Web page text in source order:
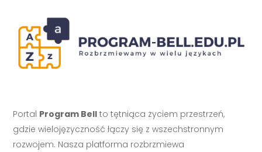
Portal Program Bell to tętniąca życiem przestrzeń,
gdzie wielojęzyczność łączy się z wszechstronnym
rozwojem. Nasza platforma rozbrzmiewa